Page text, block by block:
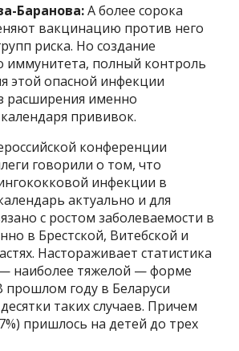
Баранова:А более сорока
вакцинацию против него
риска. Но создание
иммунитета, полный контроль
этой опасной инфекции
расширения именно
прививок.
конференции
говорили о том, что
инфекции в
актуально и для
с ростом заболеваемости в
в Брестской, Витебской и
Настораживает статистика
наиболее тяжелой — форме
прошлом году в Беларуси
таких случаев. Причем
пришлось на детей до трех